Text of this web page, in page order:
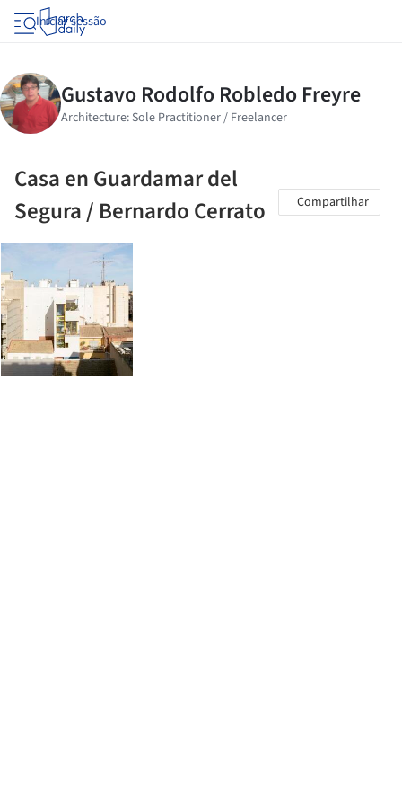
Iniciar sessão
Casa en Guardamar del
Segura / Bernardo Cerrato
Compartilhar